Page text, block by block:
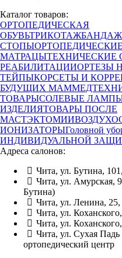
Каталог товаров:
ОРТОПЕДИЧЕСКАЯ
ОБУВЬТРИКОТАЖ
СТОПЫ
МАТРАЦЫТЕХНИЧЕСКИЕ
РЕАБИЛИТАЦИИОРТЕЗЫ
ТЕЙПЫКОРСЕТЫ И
БУДУЩИХ МАМ
ТОВАРЫСОЛЕВЫЕ
ИЗДЕЛИЯТОВАРЫ ПОСЛЕ
МАСТЭКТОМИИ
ИОНИЗАТОРЫГоловной
ИНДИВИДУАЛЬНОЙ
Адреса салонов:
Чита, ул. Бутина,
Чита, ул. Амурская,
Бутина)
Чита, ул. Ленина,
Чита, ул.
Чита, ул.
Чита, ул. Сухая Падь
ортопедический центр